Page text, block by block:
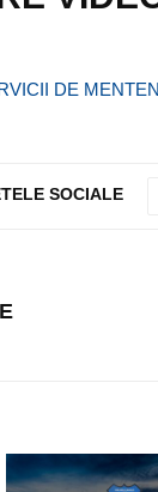
DE
SOCIALE